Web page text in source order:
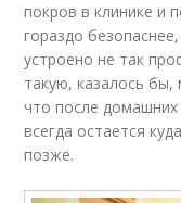
покров в клинике и
гораздо
устроено не так
такую, казалось
что после
всегда остается
позже.